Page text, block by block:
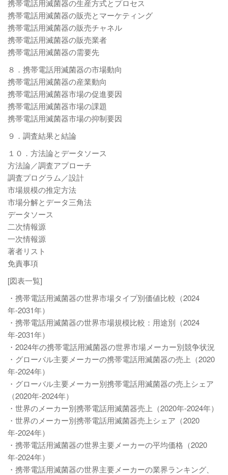
携帯電話用滅菌器の生産方式とプロセス
携帯電話用滅菌器の販売とマーケティング
携帯電話用滅菌器の販売チャネル
携帯電話用滅菌器の販売業者
携帯電話用滅菌器の需要先
８．携帯電話用滅菌器の市場動向
携帯電話用滅菌器の産業動向
携帯電話用滅菌器市場の促進要因
携帯電話用滅菌器市場の課題
携帯電話用滅菌器市場の抑制要因
９．調査結果と結論
１０．方法論とデータソース
方法論／調査アプローチ
調査プログラム／設計
市場規模の推定方法
市場分解とデータ三角法
データソース
二次情報源
一次情報源
著者リスト
免責事項
[図表一覧]
・携帯電話用滅菌器の世界市場タイプ別価値比較（2024
年-2031年）
・携帯電話用滅菌器の世界市場規模比較：用途別（2024
年-2031年）
・2024年の携帯電話用滅菌器の世界市場メーカー別競争状況
・グローバル主要メーカーの携帯電話用滅菌器の売上（2020
年-2024年）
・グローバル主要メーカー別携帯電話用滅菌器の売上シェア
（2020年-2024年）
・世界のメーカー別携帯電話用滅菌器売上（2020年-2024年）
・世界のメーカー別携帯電話用滅菌器売上シェア（2020
年-2024年）
・携帯電話用滅菌器の世界主要メーカーの平均価格（2020
年-2024年）
・携帯電話用滅菌器の世界主要メーカーの業界ランキング、